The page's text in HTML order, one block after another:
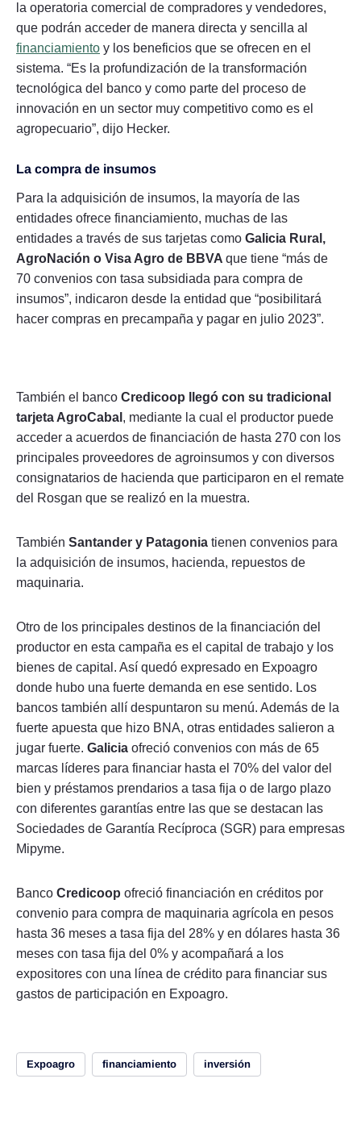
la operatoria comercial de compradores y vendedores,
que podrán acceder de manera directa y sencilla al
financiamiento y los beneficios que se ofrecen en el
sistema. “Es la profundización de la transformación
tecnológica del banco y como parte del proceso de
innovación en un sector muy competitivo como es el
agropecuario”, dijo Hecker.
La compra de insumos
Para la adquisición de insumos, la mayoría de las
entidades ofrece financiamiento, muchas de las
entidades a través de sus tarjetas como Galicia Rural,
AgroNación o Visa Agro de BBVA que tiene “más de
70 convenios con tasa subsidiada para compra de
insumos”, indicaron desde la entidad que “posibilitará
hacer compras en precampaña y pagar en julio 2023”.
También el banco Credicoop llegó con su tradicional
tarjeta AgroCabal , mediante la cual el productor puede
acceder a acuerdos de financiación de hasta 270 con los
principales proveedores de agroinsumos y con diversos
consignatarios de hacienda que participaron en el remate
del Rosgan que se realizó en la muestra.
También Santander y Patagonia tienen convenios para
la adquisición de insumos, hacienda, repuestos de
maquinaria.
Otro de los principales destinos de la financiación del
productor en esta campaña es el capital de trabajo y los
bienes de capital. Así quedó expresado en Expoagro
donde hubo una fuerte demanda en ese sentido. Los
bancos también allí despuntaron su menú. Además de la
fuerte apuesta que hizo BNA, otras entidades salieron a
jugar fuerte. Galicia ofreció convenios con más de 65
marcas líderes para financiar hasta el 70% del valor del
bien y préstamos prendarios a tasa fija o de largo plazo
con diferentes garantías entre las que se destacan las
Sociedades de Garantía Recíproca (SGR) para empresas
Mipyme.
Banco Credicoop ofreció financiación en créditos por
convenio para compra de maquinaria agrícola en pesos
hasta 36 meses a tasa fija del 28% y en dólares hasta 36
meses con tasa fija del 0% y acompañará a los
expositores con una línea de crédito para financiar sus
gastos de participación en Expoagro.
Expoagro financiamiento inversión